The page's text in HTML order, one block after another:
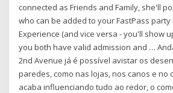
connected as Friends and Family, she'll
who can be added to your FastPass party
Experience (and vice versa - you'll show
you both have valid admission and …
2nd Avenue já é possível avistar os
paredes, como nas lojas, nos canos e no
acaba influenciando tudo ao redor, o